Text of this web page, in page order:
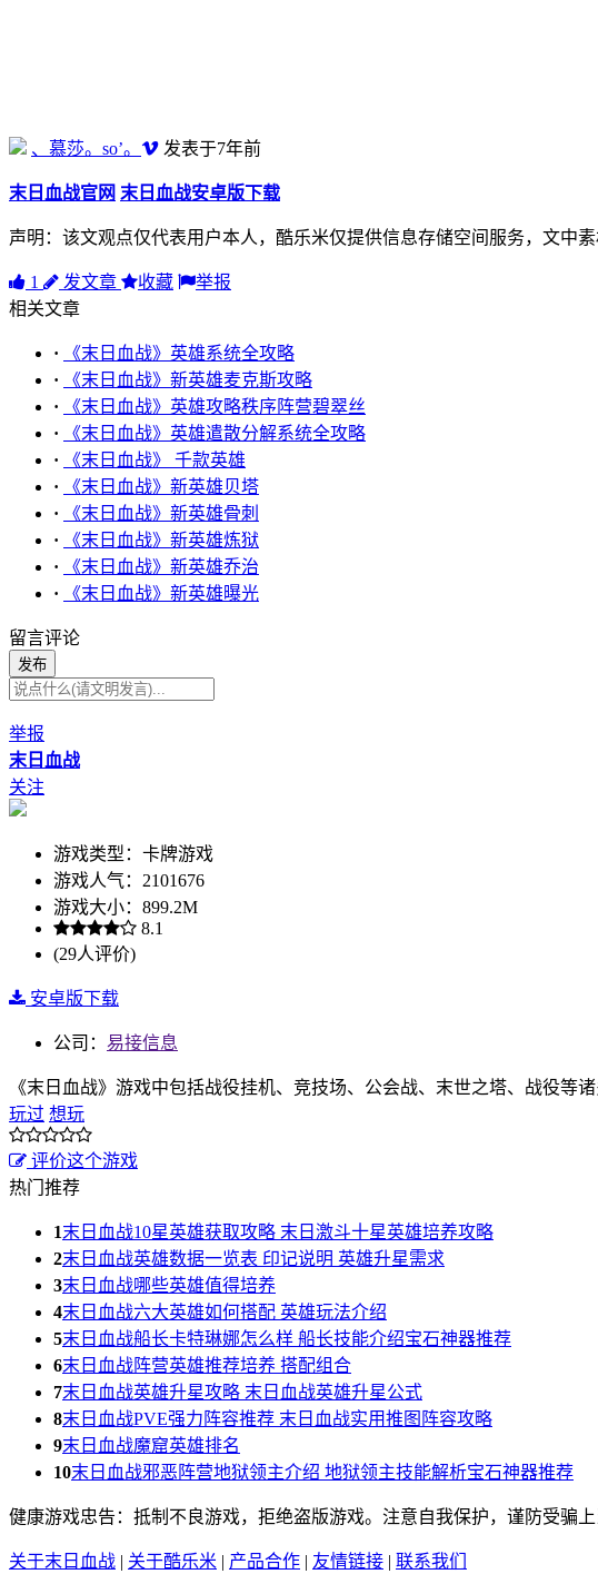
、慕莎。so’。 发表于7年前
末日血战官网 末日血战安卓版下载
声明：该文观点仅代表用户本人，酷乐米仅提供信息存储空间服务，文中素
1 发文章 收藏
举报
相关文章
·
《末日血战》英雄系统全攻略
·
《末日血战》新英雄麦克斯攻略
·
《末日血战》英雄攻略秩序阵营碧翠丝
·
《末日血战》英雄遣散分解系统全攻略
·
《末日血战》 千款英雄
·
《末日血战》新英雄贝塔
·
《末日血战》新英雄骨刺
·
《末日血战》新英雄炼狱
·
《末日血战》新英雄乔治
·
《末日血战》新英雄曝光
留言评论
发布
举报
末日血战
关注
游戏类型：卡牌游戏
游戏人气：2101676
游戏大小：899.2M
8.1
(29人评价)
安卓版下载
公司： 易接信息
《末日血战》游戏中包括战役挂机、竞技场、公会战、末世之塔、战役等
玩过 想玩
评价这个游戏
热门推荐
1末日血战10星英雄获取攻略 末日激斗十星英雄培养攻略
2末日血战英雄数据一览表 印记说明 英雄升星需求
3末日血战哪些英雄值得培养
4末日血战六大英雄如何搭配 英雄玩法介绍
5末日血战船长卡特琳娜怎么样 船长技能介绍宝石神器推荐
6末日血战阵营英雄推荐培养 搭配组合
7末日血战英雄升星攻略 末日血战英雄升星公式
8末日血战PVE强力阵容推荐 末日血战实用推图阵容攻略
9末日血战魔窟英雄排名
10末日血战邪恶阵营地狱领主介绍 地狱领主技能解析宝石神器推荐
健康游戏忠告：抵制不良游戏，拒绝盗版游戏。注意自我保护，谨防受骗
关于末日血战 | 关于酷乐米 | 产品合作 | 友情链接 | 联系我们